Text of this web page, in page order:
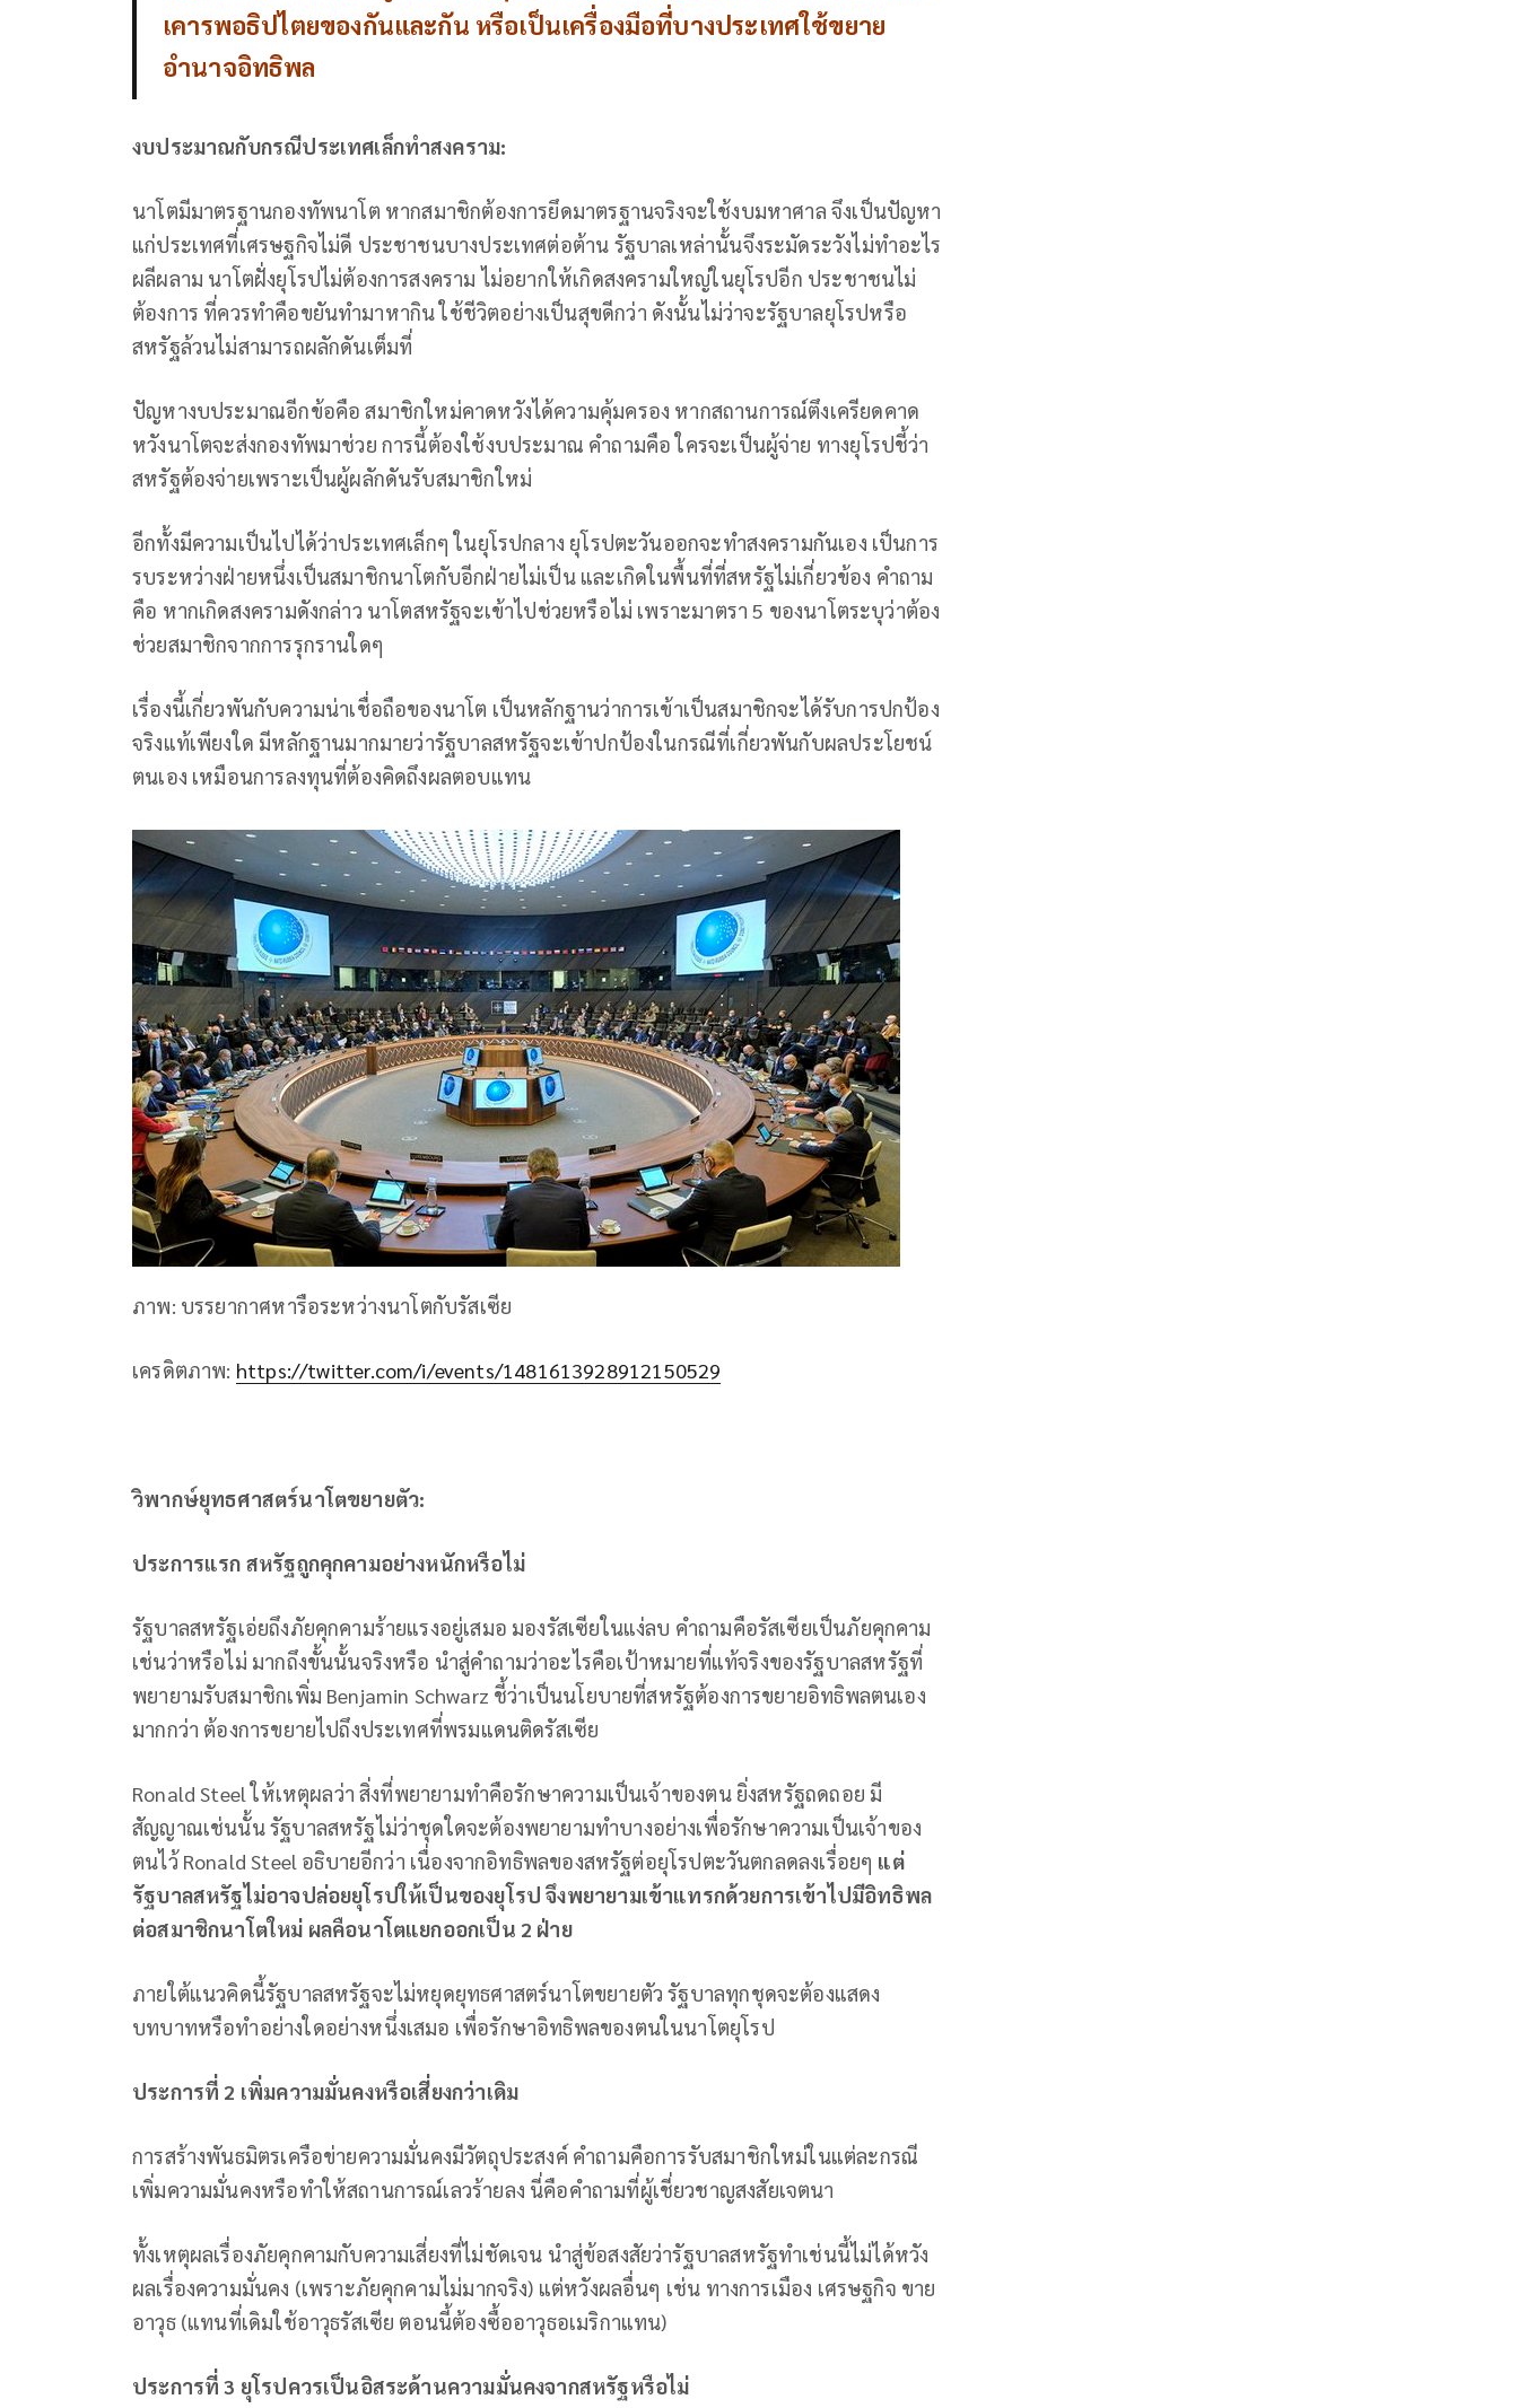
เคารพอธิปไตยของกันและกัน หรือเป็นเครื่องมือที่บางประเทศใช้ขยาย
อำนาจอิทธิพล
งบประมาณกับกรณีประเทศเล็กทำสงคราม:
นาโตมีมาตรฐานกองทัพนาโต หากสมาชิกต้องการยึดมาตรฐานจริงจะใช้งบมหาศาล จึงเป็นปัญหา
แก่ประเทศที่เศรษฐกิจไม่ดี ประชาชนบางประเทศต่อต้าน รัฐบาลเหล่านั้นจึงระมัดระวังไม่ทำอะไร
ผลีผลาม นาโตฝั่งยุโรปไม่ต้องการสงคราม ไม่อยากให้เกิดสงครามใหญ่ในยุโรปอีก ประชาชนไม่
ต้องการ ที่ควรทำคือขยันทำมาหากิน ใช้ชีวิตอย่างเป็นสุขดีกว่า ดังนั้นไม่ว่าจะรัฐบาลยุโรปหรือ
สหรัฐล้วนไม่สามารถผลักดันเต็มที่
ปัญหางบประมาณอีกข้อคือ สมาชิกใหม่คาดหวังได้ความคุ้มครอง หากสถานการณ์ตึงเครียดคาด
หวังนาโตจะส่งกองทัพมาช่วย การนี้ต้องใช้งบประมาณ คำถามคือ ใครจะเป็นผู้จ่าย ทางยุโรปชี้ว่า
สหรัฐต้องจ่ายเพราะเป็นผู้ผลักดันรับสมาชิกใหม่
อีกทั้งมีความเป็นไปได้ว่าประเทศเล็กๆ ในยุโรปกลาง ยุโรปตะวันออกจะทำสงครามกันเอง เป็นการ
รบระหว่างฝ่ายหนึ่งเป็นสมาชิกนาโตกับอีกฝ่ายไม่เป็น และเกิดในพื้นที่ที่สหรัฐไม่เกี่ยวข้อง คำถาม
คือ หากเกิดสงครามดังกล่าว นาโตสหรัฐจะเข้าไปช่วยหรือไม่ เพราะมาตรา 5 ของนาโตระบุว่าต้อง
ช่วยสมาชิกจากการรุกรานใดๆ
เรื่องนี้เกี่ยวพันกับความน่าเชื่อถือของนาโต เป็นหลักฐานว่าการเข้าเป็นสมาชิกจะได้รับการปกป้อง
จริงแท้เพียงใด มีหลักฐานมากมายว่ารัฐบาลสหรัฐจะเข้าปกป้องในกรณีที่เกี่ยวพันกับผลประโยชน์
ตนเอง เหมือนการลงทุนที่ต้องคิดถึงผลตอบแทน
ภาพ: บรรยากาศหารือระหว่างนาโตกับรัสเซีย
เครดิตภาพ: https://twitter.com/i/events/1481613928912150529
วิพากษ์ยุทธศาสตร์นาโตขยายตัว:
ประการแรก สหรัฐถูกคุกคามอย่างหนักหรือไม่
รัฐบาลสหรัฐเอ่ยถึงภัยคุกคามร้ายแรงอยู่เสมอ มองรัสเซียในแง่ลบ คำถามคือรัสเซียเป็นภัยคุกคาม
เช่นว่าหรือไม่ มากถึงขั้นนั้นจริงหรือ นำสู่คำถามว่าอะไรคือเป้าหมายที่แท้จริงของรัฐบาลสหรัฐที่
พยายามรับสมาชิกเพิ่ม Benjamin Schwarz ชี้ว่าเป็นนโยบายที่สหรัฐต้องการขยายอิทธิพลตนเอง
มากกว่า ต้องการขยายไปถึงประเทศที่พรมแดนติดรัสเซีย
Ronald Steel ให้เหตุผลว่า สิ่งที่พยายามทำคือรักษาความเป็นเจ้าของตน ยิ่งสหรัฐถดถอย มี
สัญญาณเช่นนั้น รัฐบาลสหรัฐไม่ว่าชุดใดจะต้องพยายามทำบางอย่างเพื่อรักษาความเป็นเจ้าของ
ตนไว้ Ronald Steel อธิบายอีกว่า เนื่องจากอิทธิพลของสหรัฐต่อยุโรปตะวันตกลดลงเรื่อยๆ แต่
รัฐบาลสหรัฐไม่อาจปล่อยยุโรปให้เป็นของยุโรป จึงพยายามเข้าแทรกด้วยการเข้าไปมีอิทธิพล
ต่อสมาชิกนาโตใหม่ ผลคือนาโตแยกออกเป็น 2 ฝ่าย
ภายใต้แนวคิดนี้รัฐบาลสหรัฐจะไม่หยุดยุทธศาสตร์นาโตขยายตัว รัฐบาลทุกชุดจะต้องแสดง
บทบาทหรือทำอย่างใดอย่างหนึ่งเสมอ เพื่อรักษาอิทธิพลของตนในนาโตยุโรป
ประการที่ 2 เพิ่มความมั่นคงหรือเสี่ยงกว่าเดิม
การสร้างพันธมิตรเครือข่ายความมั่นคงมีวัตถุประสงค์ คำถามคือการรับสมาชิกใหม่ในแต่ละกรณี
เพิ่มความมั่นคงหรือทำให้สถานการณ์เลวร้ายลง นี่คือคำถามที่ผู้เชี่ยวชาญสงสัยเจตนา
ทั้งเหตุผลเรื่องภัยคุกคามกับความเสี่ยงที่ไม่ชัดเจน นำสู่ข้อสงสัยว่ารัฐบาลสหรัฐทำเช่นนี้ไม่ได้หวัง
ผลเรื่องความมั่นคง (เพราะภัยคุกคามไม่มากจริง) แต่หวังผลอื่นๆ เช่น ทางการเมือง เศรษฐกิจ ขาย
อาวุธ (แทนที่เดิมใช้อาวุธรัสเซีย ตอนนี้ต้องซื้ออาวุธอเมริกาแทน)
ประการที่ 3 ยุโรปควรเป็นอิสระด้านความมั่นคงจากสหรัฐหรือไม่